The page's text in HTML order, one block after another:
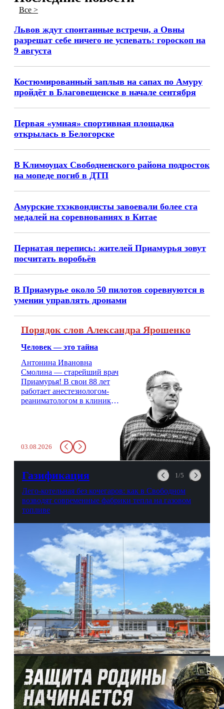
Все >
Львов ждут спонтанные встречи, а Овны
разрешат себе ничего не успевать: гороскоп на
9 августа
Костюмированный заплыв на сапах по Амуру
пройдёт в Благовещенске в начале сентября
Первая «умная» спортивная площадка
открылась в Белогорске
В Климоуцах Свободненского района подросток
на мопеде погиб в ДТП
Амурские тхэквондисты завоевали более ста
медалей на соревнованиях в Китае
Пернатая перепись: жителей Приамурья зовут
посчитать воробьёв
В Приамурье около 50 пилотов соревнуются в
умении управлять дронами
Порядок слов Александра Ярошенко
Человек — это тайна
Антонина Ивановна
Смолина — старейший врач
Приамурья! В свои 88 лет
работает анестезиологом-
реаниматологом в клинике
стажем о жизни, смерти
душе и духе. Откровенно о
03.08.2026
Газификация 1/5
Лего-котельная без кочегаров: как в Свободном
возводят современные фабрики тепла на газовом
топливе